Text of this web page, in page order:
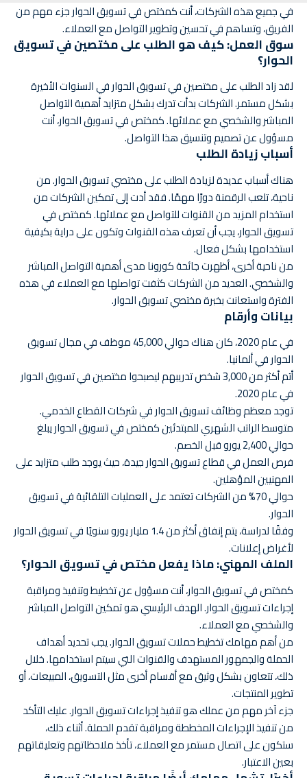
في جميع هذه الشركات، أنت كمختص في تسويق الحوار جزء مهم من
الفريق، وتساهم في تحسين وتطوير التواصل مع العملاء.
سوق العمل: كيف هو الطلب على مختصين في تسويق
الحوار؟
لقد زاد الطلب على مختصين في تسويق الحوار في السنوات الأخيرة
بشكل مستمر. الشركات بدأت تدرك بشكل متزايد أهمية التواصل
المباشر والشخصي مع عملائها. كمختص في تسويق الحوار، أنت
مسؤول عن تصميم وتنسيق هذا التواصل.
أسباب زيادة الطلب
هناك أسباب عديدة لزيادة الطلب على مختصي تسويق الحوار. من
ناحية، تلعب الرقمنة دورًا مهمًا. فقد أدت إلى تمكين الشركات من
استخدام المزيد من القنوات للتواصل مع عملائها. كمختص في
تسويق الحوار، يجب أن تعرف هذه القنوات وتكون على دراية بكيفية
استخدامها بشكل فعال.
من ناحية أخرى، أظهرت جائحة كورونا مدى أهمية التواصل المباشر
والشخصي. العديد من الشركات كثفت تواصلها مع العملاء في هذه
الفترة واستعانت بخبرة مختصي تسويق الحوار.
بيانات وأرقام
في عام 2020، كان هناك حوالي 45,000 موظف في مجال تسويق
الحوار في ألمانيا.
أتم أكثر من 3,000 شخص تدريبهم ليصبحوا مختصين في تسويق الحوار
في عام 2020.
توجد معظم وظائف تسويق الحوار في شركات القطاع الخدمي.
متوسط الراتب الشهري للمبتدئين كمختص في تسويق الحوار يبلغ
حوالي 2,400 يورو قبل الخصم.
فرص العمل في قطاع تسويق الحوار جيدة، حيث يوجد طلب متزايد على
المهنيين المؤهلين.
حوالي 70% من الشركات تعتمد على العمليات التلقائية في تسويق
الحوار.
وفقًا لدراسة، يتم إنفاق أكثر من 1.4 مليار يورو سنويًا في تسويق الحوار
لأغراض إعلانات.
الملف المهني: ماذا يفعل مختص في تسويق الحوار؟
كمختص في تسويق الحوار، أنت مسؤول عن تخطيط وتنفيذ ومراقبة
إجراءات تسويق الحوار. الهدف الرئيسي هو تمكين التواصل المباشر
والشخصي مع العملاء.
من أهم مهامك تخطيط حملات تسويق الحوار. يجب تحديد أهداف
الحملة والجمهور المستهدف والقنوات التي سيتم استخدامها. خلال
ذلك، تتعاون بشكل وثيق مع أقسام أخرى مثل التسويق، المبيعات، أو
تطوير المنتجات.
جزء آخر مهم من عملك هو تنفيذ إجراءات تسويق الحوار. عليك التأكد
من تنفيذ الإجراءات المخططة ومراقبة تقدم الحملة. أثناء ذلك،
ستكون على اتصال مستمر مع العملاء، تأخذ ملاحظاتهم وتعليقاتهم
بعين الاعتبار.